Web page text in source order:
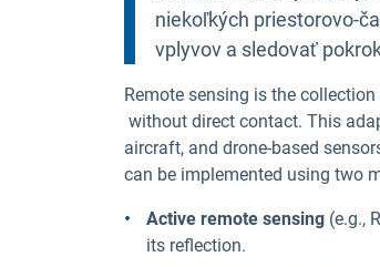
niekoľkých priestorovo-
vplyvov a sledovať
Remote sensing is the
without direct contact. This
aircraft, and drone-based
can be implemented using two
Active remote sensing (e.g.,
its reflection.